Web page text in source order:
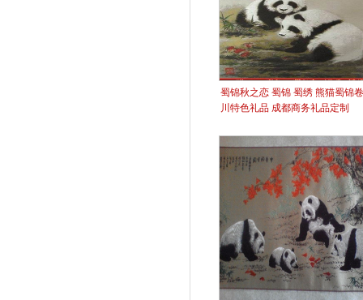
蜀锦秋之恋 蜀锦 蜀绣 熊猫蜀锦
川特色礼品 成都商务礼品定制